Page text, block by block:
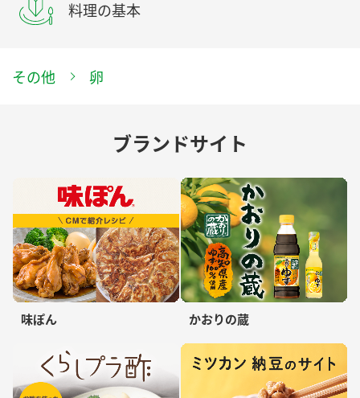
料理の基本
その他 卵
ブランドサイト
味ぽん かおりの蔵